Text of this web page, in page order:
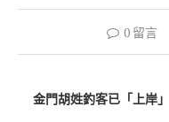
0 留言
金門胡姓釣客已「上岸